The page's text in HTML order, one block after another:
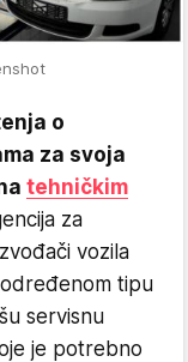
o
za svoja
tehničkim
za
vozila
tipu
servisnu
je potrebno